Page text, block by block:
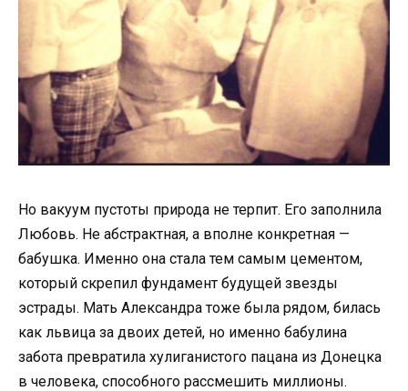
Но вакуум пустоты природа не терпит. Его заполнила
Любовь. Не абстрактная, а вполне конкретная —
бабушка. Именно она стала тем самым цементом,
который скрепил фундамент будущей звезды
эстрады. Мать Александра тоже была рядом, билась
как львица за двоих детей, но именно бабулина
забота превратила хулиганистого пацана из Донецка
в человека, способного рассмешить миллионы.